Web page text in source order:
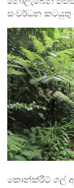
සංවර්ධන කටයුතු
කොන්ක්රීට් ගල්